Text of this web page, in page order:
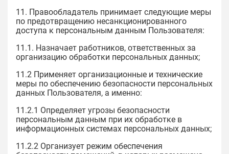
11. Правообладатель принимает следующие меры
по предотвращению несанкционированного
доступа к персональным данным Пользователя:
11.1. Назначает работников, ответственных за
организацию обработки персональных данных;
11.2 Применяет организационные и технические
меры по обеспечению безопасности персональных
данных Пользователя, а именно:
11.2.1 Определяет угрозы безопасности
персональным данным при их обработке в
информационных системах персональных данных;
11.2.2 Организует режим обеспечения